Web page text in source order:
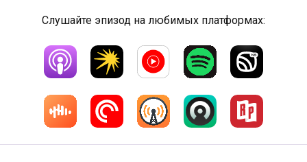
Слушайте эпизод на любимых платформах: